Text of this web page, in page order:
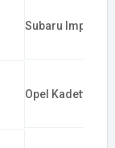
Subaru Impreza
Opel Kadett GSI